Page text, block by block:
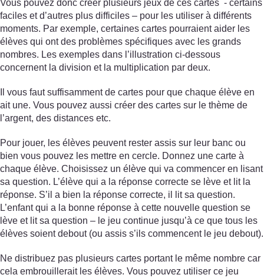
Vous pouvez donc créer plusieurs jeux de ces cartes - certains
faciles et d’autres plus difficiles – pour les utiliser à différents
moments. Par exemple, certaines cartes pourraient aider les
élèves qui ont des problèmes spécifiques avec les grands
nombres. Les exemples dans l’illustration ci-dessous
concernent la division et la multiplication par deux.
Il vous faut suffisamment de cartes pour que chaque élève en
ait une. Vous pouvez aussi créer des cartes sur le thème de
l’argent, des distances etc.
Pour jouer, les élèves peuvent rester assis sur leur banc ou
bien vous pouvez les mettre en cercle. Donnez une carte à
chaque élève. Choisissez un élève qui va commencer en lisant
sa question. L’élève qui a la réponse correcte se lève et lit la
réponse. S’il a bien la réponse correcte, il lit sa question.
L’enfant qui a la bonne réponse à cette nouvelle question se
lève et lit sa question – le jeu continue jusqu’à ce que tous les
élèves soient debout (ou assis s’ils commencent le jeu debout).
Ne distribuez pas plusieurs cartes portant le même nombre car
cela embrouillerait les élèves. Vous pouvez utiliser ce jeu